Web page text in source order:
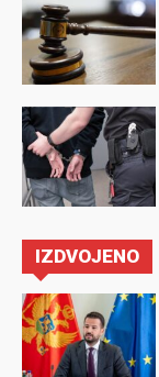
IZDVOJENO